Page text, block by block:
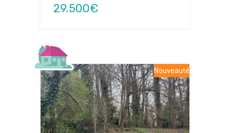
29.500€
Nouveauté